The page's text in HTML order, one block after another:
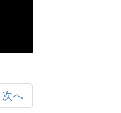
次へ